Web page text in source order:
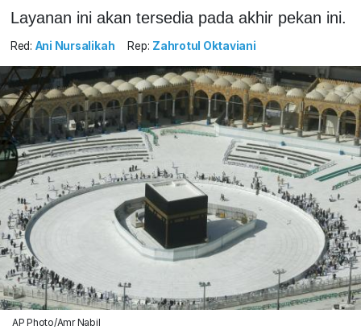
Layanan ini akan tersedia pada akhir pekan ini.
Red: Ani Nursalikah Rep: Zahrotul Oktaviani
AP Photo/Amr Nabil